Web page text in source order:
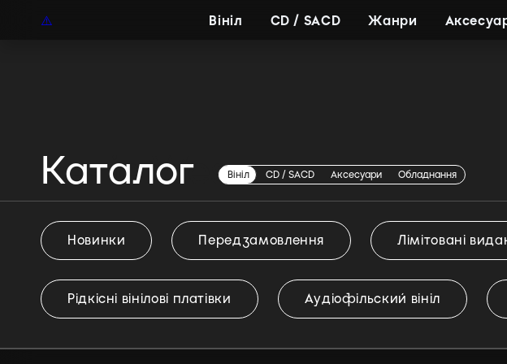
Вініл CD / SACD Жанри
Каталог Вініл CD / SACD Аксесуари Обладнання
Leslie West
Новинки Передзамовлення Лімітовані
Рідкісні вінілові платівки Аудіофільский вініл